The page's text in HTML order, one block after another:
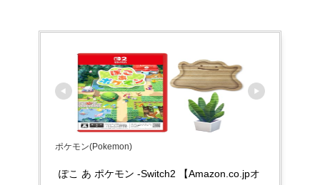
ポケモン(Pokemon)
ぽこ あ ポケモン -Switch2 【Amazon.co.jpオ